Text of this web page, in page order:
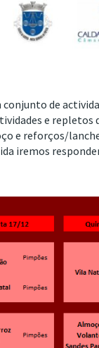
de
e
e reforços/
iremos